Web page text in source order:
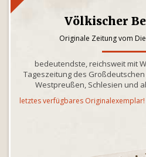
Völkischer
Originale Zeitung vom
bedeutendste, reichsweit mit
Tageszeitung des
Westpreußen, Schlesien und
letztes verfügbares Originalexemplar!